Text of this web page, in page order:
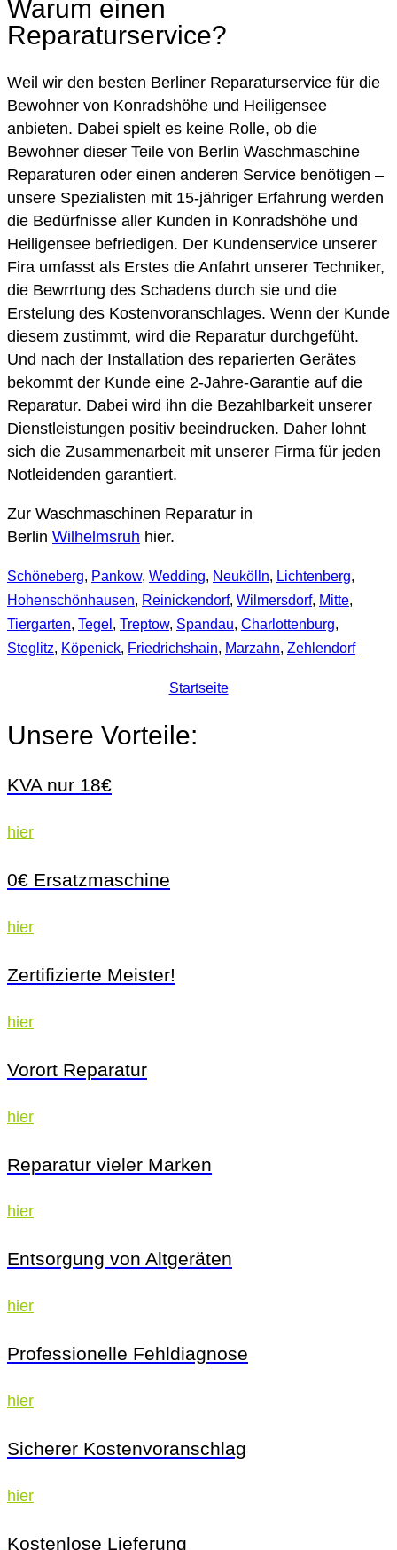
Warum einen
Reparaturservice?
Weil wir den besten Berliner Reparaturservice für die
Bewohner von Konradshöhe und Heiligensee
anbieten. Dabei spielt es keine Rolle, ob die
Bewohner dieser Teile von Berlin Waschmaschine
Reparaturen oder einen anderen Service benötigen –
unsere Spezialisten mit 15-jähriger Erfahrung werden
die Bedürfnisse aller Kunden in Konradshöhe und
Heiligensee befriedigen. Der Kundenservice unserer
Fira umfasst als Erstes die Anfahrt unserer Techniker,
die Bewrrtung des Schadens durch sie und die
Erstelung des Kostenvoranschlages. Wenn der Kunde
diesem zustimmt, wird die Reparatur durchgefüht.
Und nach der Installation des reparierten Gerätes
bekommt der Kunde eine 2-Jahre-Garantie auf die
Reparatur. Dabei wird ihn die Bezahlbarkeit unserer
Dienstleistungen positiv beeindrucken. Daher lohnt
sich die Zusammenarbeit mit unserer Firma für jeden
Notleidenden garantiert.
Zur Waschmaschinen Reparatur in
Berlin Wilhelmsruh hier.
Schöneberg, Pankow, Wedding, Neukölln, Lichtenberg,
Hohenschönhausen, Reinickendorf, Wilmersdorf, Mitte,
Tiergarten, Tegel , Treptow, Spandau, Charlottenburg,
Steglitz, Köpenick, Friedrichshain, Marzahn, Zehlendorf
Startseite
Unsere Vorteile:
KVA nur 18€
hier
0€ Ersatzmaschine
hier
Zertifizierte Meister!
hier
Vorort Reparatur
hier
Reparatur vieler Marken
hier
Entsorgung von Altgeräten
hier
Professionelle Fehldiagnose
hier
Sicherer Kostenvoranschlag
hier
Kostenlose Lieferung